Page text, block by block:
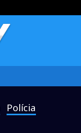
Polícia